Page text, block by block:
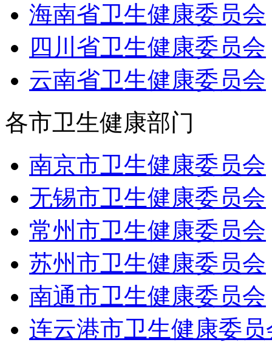
海南省卫生健康委员会
四川省卫生健康委员会
云南省卫生健康委员会
各市卫生健康部门
南京市卫生健康委员会
无锡市卫生健康委员会
常州市卫生健康委员会
苏州市卫生健康委员会
南通市卫生健康委员会
连云港市卫生健康委员